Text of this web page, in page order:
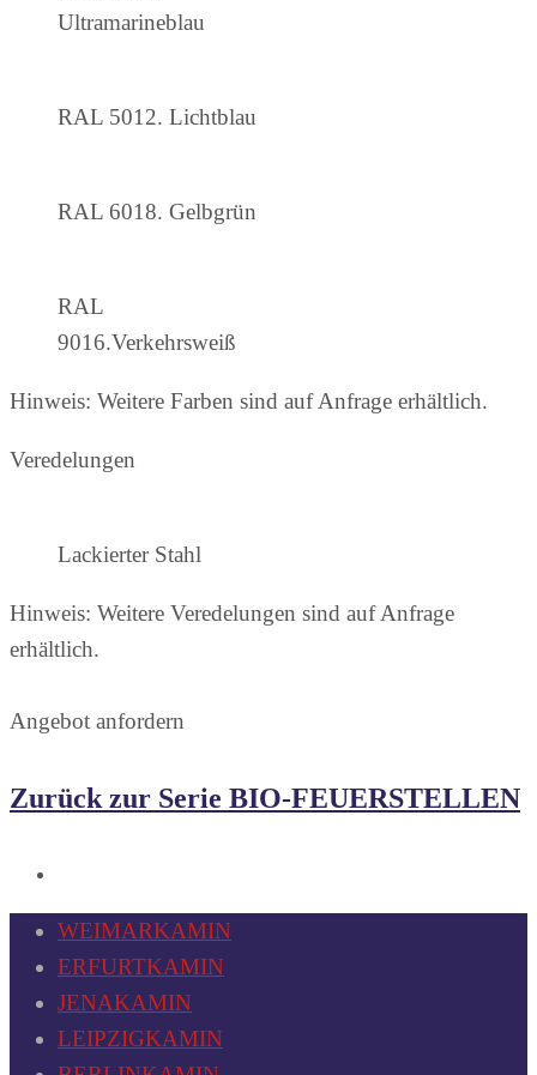
Ultramarineblau
RAL 5012. Lichtblau
RAL 6018. Gelbgrün
RAL
9016.Verkehrsweiß
Hinweis: Weitere Farben sind auf Anfrage erhältlich.
Veredelungen
Lackierter Stahl
Hinweis: Weitere Veredelungen sind auf Anfrage
erhältlich.
Angebot anfordern
Zurück zur Serie BIO-FEUERSTELLEN
WEIMARKAMIN
ERFURTKAMIN
JENAKAMIN
LEIPZIGKAMIN